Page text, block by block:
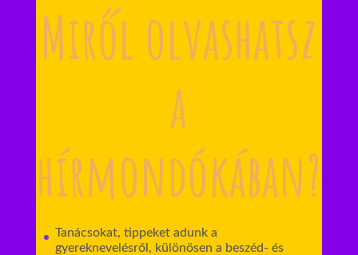
Miről olvashatsz
a
hírmondókában?
Tanácsokat, tippeket adunk a
gyereknevelésről, különösen a beszéd- és